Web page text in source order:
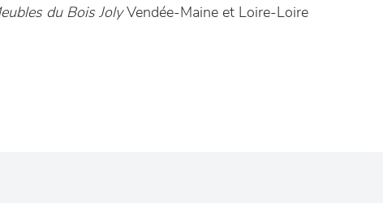
du Bois JolyVendée-Maine et Loire-Loire